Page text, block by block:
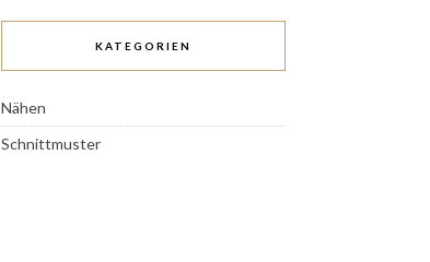
KATEGORIEN
Nähen
Schnittmuster